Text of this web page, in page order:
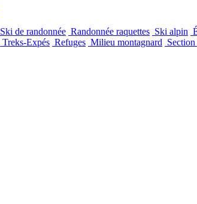
Ski de randonnée Randonnée raquettes Ski alpin
Treks-Expés Refuges Milieu montagnard